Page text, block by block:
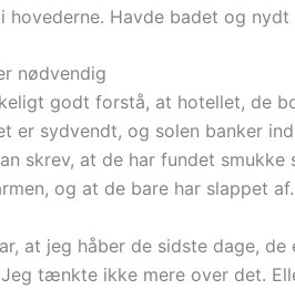
hovederne. Havde badet og nydt
nødvendig
godt forstå, at hotellet, de
er sydvendt, og solen banker
skrev, at de har fundet
og at de bare har slappet
at jeg håber de sidste dage,
tænkte ikke mere over det.